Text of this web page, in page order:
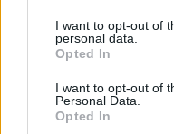
I want to opt-out of
personal data.
Opted In
I want to opt-out of
Personal Data.
Opted In
Sutinku su taisyklėmis